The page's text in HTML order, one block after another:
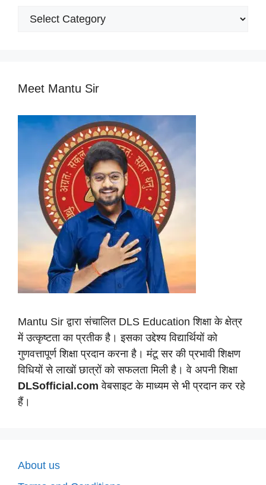
Popular
Meet Mantu Sir
Mantu Sir द्वारा संचालित DLS Education शिक्षा के क्षेत्र
में उत्कृष्टता का प्रतीक है। इसका उद्देश्य विद्यार्थियों को
गुणवत्तापूर्ण शिक्षा प्रदान करना है। मंटू सर की प्रभावी शिक्षण
विधियों से लाखों छात्रों को सफलता मिली है। वे अपनी शिक्षा
DLSofficial.com वेबसाइट के माध्यम से भी प्रदान कर रहे
हैं।
About us